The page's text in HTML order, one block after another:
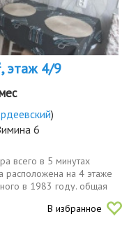
этаж 4/9
)
6
всего в 5 минутах
расположена на 4 этаже
в 1983 году. общая
жилая площадь 18 кв. м,
В избранное